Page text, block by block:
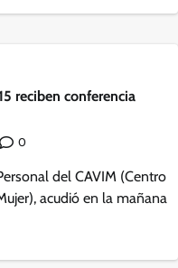
reciben conferencia
0
del CAVIM (Centro
acudió en la mañana